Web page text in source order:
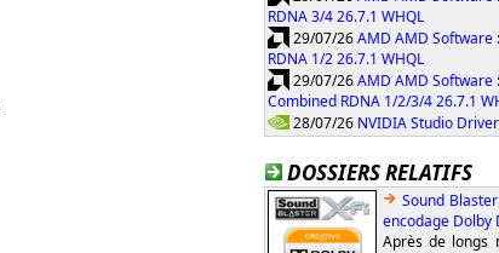
RDNA 3/4 26.7.1 WHQL
29/07/26AMD AMD Software
RDNA 1/2 26.7.1 WHQL
29/07/26AMD AMD Software
Combined RDNA 1/2/3/4 26.7.1
28/07/26 NVIDIA Studio
DOSSIERS RELATIFS
Sound
encodage Dolby
Après de longs